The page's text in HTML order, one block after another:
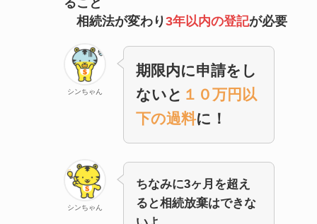
ること
相続法が変わり3年以内の登記が必要
シンちゃん
期限内に申請をし
ないと １０万円以
下の過料に！
シンちゃん
ちなみに3ヶ月を超え
ると相続放棄はできな